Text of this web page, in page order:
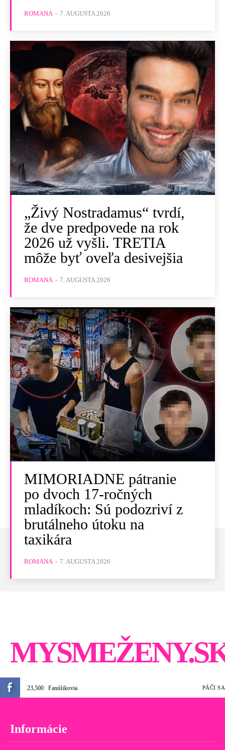
ROMANA - 7. AUGUSTA 2026
„Živý Nostradamus“ tvrdí,
že dve predpovede na rok
2026 už vyšli. TRETIA
môže byť oveľa desivejšia
ROMANA - 7. AUGUSTA 2026
MIMORIADNE pátranie
po dvoch 17-ročných
mladíkoch: Sú podozriví z
brutálneho útoku na
taxikára
ROMANA - 7. AUGUSTA 2026
23,500 Fanúšikovia PÁČI SA
Informácie